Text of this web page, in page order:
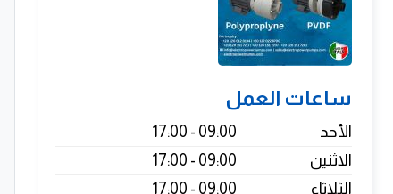
ساعات العمل
الأحد
09:00 - 17:00
الاثنين
09:00 - 17:00
الثلاثاء
09:00 - 17:00